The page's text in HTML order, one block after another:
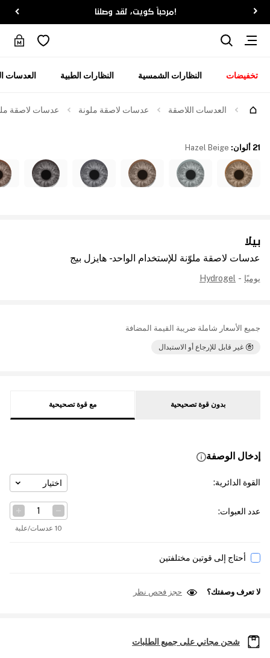
!مرحباً كويت، لقد وصلنا
تخفيضات النظارات الشمسية النظارات الطبية العدسات
العدسات اللاصقة عدسات لاصقة ملونة عدسات لاصقة
بيلا
عدسات لاصقة ملوّنة للإستخدام الواحد - هايزل بيج
يوميًا -
Hydrogel
جميع الأسعار شاملة ضريبة القيمة المضافة
غير قابل للإرجاع أو الاستبدال
21 ألوان :
Hazel Beige
بدون قوة تصحيحية مع قوة تصحيحية
إدخال الوصفة
القوة الدائرية: اختيار
عدد العبوات:
10 عدسات/علبة
أحتاج إلى قوتين مختلفتين
لا تعرف وصفتك؟ حجز فحص نظر
شحن مجاني على جميع الطلبات